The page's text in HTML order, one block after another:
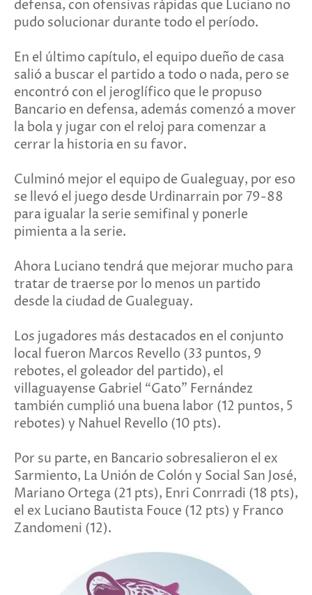
defensa, con ofensivas rápidas que Luciano no
pudo solucionar durante todo el período.
En el último capítulo, el equipo dueño de casa
salió a buscar el partido a todo o nada, pero se
encontró con el jeroglífico que le propuso
Bancario en defensa, además comenzó a mover
la bola y jugar con el reloj para comenzar a
cerrar la historia en su favor.
Culminó mejor el equipo de Gualeguay, por eso
se llevó el juego desde Urdinarrain por 79-88
para igualar la serie semifinal y ponerle
pimienta a la serie.
Ahora Luciano tendrá que mejorar mucho para
tratar de traerse por lo menos un partido
desde la ciudad de Gualeguay.
Los jugadores más destacados en el conjunto
local fueron Marcos Revello (33 puntos, 9
rebotes, el goleador del partido), el
villaguayense Gabriel “Gato” Fernández
también cumplió una buena labor (12 puntos, 5
rebotes) y Nahuel Revello (10 pts).
Por su parte, en Bancario sobresalieron el ex
Sarmiento, La Unión de Colón y Social San José,
Mariano Ortega (21 pts), Enri Conrradi (18 pts),
el ex Luciano Bautista Fouce (12 pts) y Franco
Zandomeni (12).